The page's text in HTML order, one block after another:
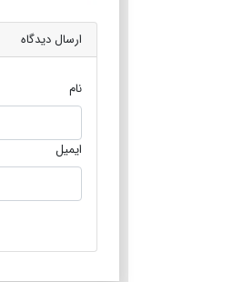
ارسال دیدگاه
نام
ایمیل